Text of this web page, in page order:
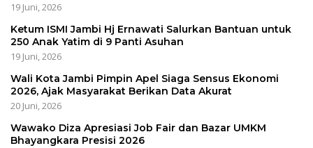
19 Juni, 2026
Ketum ISMI Jambi Hj Ernawati Salurkan Bantuan untuk
250 Anak Yatim di 9 Panti Asuhan
19 Juni, 2026
Wali Kota Jambi Pimpin Apel Siaga Sensus Ekonomi
2026, Ajak Masyarakat Berikan Data Akurat
20 Juni, 2026
Wawako Diza Apresiasi Job Fair dan Bazar UMKM
Bhayangkara Presisi 2026